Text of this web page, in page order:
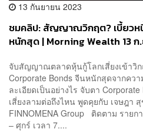
13 กันยายน 2023
ชมคลิป: สัญญาณวิกฤต? เบี้ยวห
หนักสุด | Morning Wealth 13 ก
จับสัญญาณตลาดหุ้นกู้โลกเสี่ยงเข้าวิ
Corporate Bonds จีนหนักสุดจากคว
ละเอียดเป็นอย่างไร จับตา
เสี่ยงลามต่อถึงไหน พูดคุยกับ เจษฎา
FINNOMENA Group ติดตาม รายก
– ศุกร์ เวลา 7....